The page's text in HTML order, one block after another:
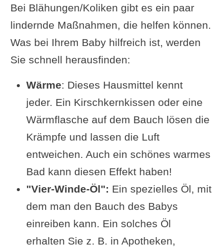
Bei Blähungen/Koliken gibt es ein paar
lindernde Maßnahmen, die helfen können.
Was bei Ihrem Baby hilfreich ist, werden
Sie schnell herausfinden:
Wärme: Dieses Hausmittel kennt
jeder. Ein Kirschkernkissen oder eine
Wärmflasche auf dem Bauch lösen die
Krämpfe und lassen die Luft
entweichen. Auch ein schönes warmes
Bad kann diesen Effekt haben!
"Vier-Winde-Öl": Ein spezielles Öl, mit
dem man den Bauch des Babys
einreiben kann. Ein solches Öl
erhalten Sie z. B. in Apotheken,